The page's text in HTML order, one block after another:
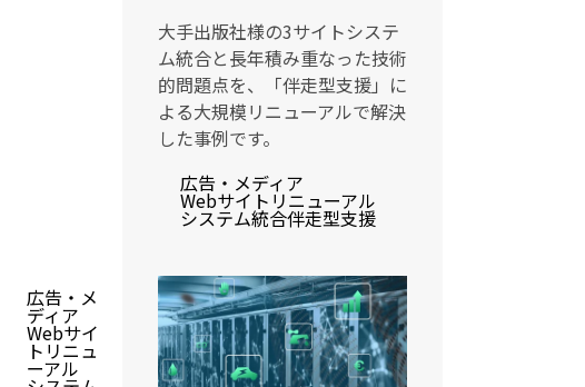
広告・メ
ディア
Webサイ
トリニュ
ーアル
大手出版社様の3サイトシステ
ム統合と長年積み重なった技術
的問題点を、「伴走型支援」に
よる大規模リニューアルで解決
した事例です。
広告・メディア
Webサイトリニューアル
システム統合伴走型支援